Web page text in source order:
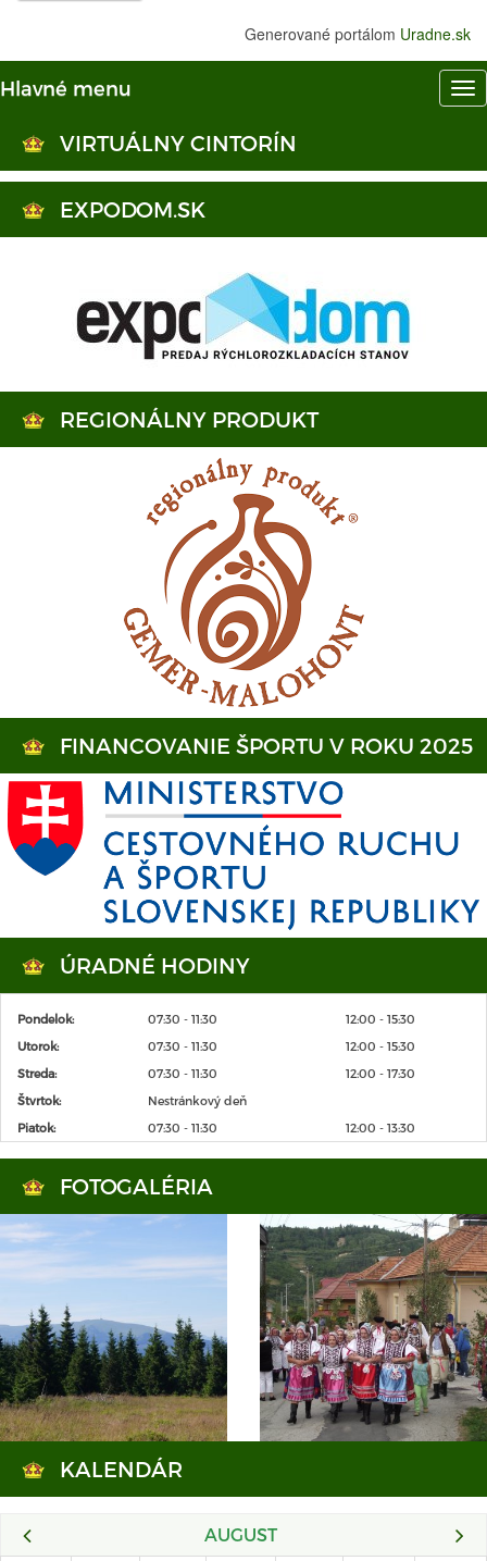
Generované portálom Uradne.sk
Hlavné menu
VIRTUÁLNY CINTORÍN
EXPODOM.SK
REGIONÁLNY PRODUKT
FINANCOVANIE ŠPORTU V ROKU 2025
ÚRADNÉ HODINY
Pondelok: 07:30 - 11:30
12:00 - 15:30
Utorok:
07:30 - 11:30
12:00 - 15:30
Streda:
07:30 - 11:30
12:00 - 17:30
Štvrtok:
Nestránkový deň
Piatok:
07:30 - 11:30 12:00 - 13:30
FOTOGALÉRIA
KALENDÁR
AUGUST